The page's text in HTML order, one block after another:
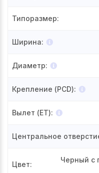
Типоразмер:
Ширина:
Диаметр:
Крепление (PCD):
Вылет (ET):
Центральное
Цвет:
Черный с